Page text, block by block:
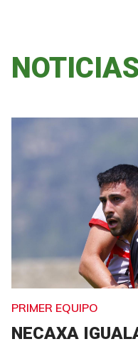
PRIMER EQUIPO
NECAXA